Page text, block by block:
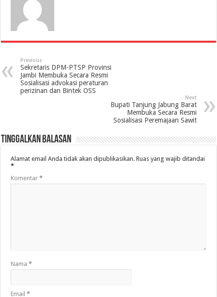
Previous
Sekretaris DPM-PTSP Provinsi
Jambi Membuka Secara Resmi
Sosialisasi advokasi peraturan
perizinan dan Bintek OSS
Next
Bupati Tanjung Jabung Barat
Membuka Secara Resmi
Sosialisasi Peremajaan Sawit
Tinggalkan Balasan
Alamat email Anda tidak akan dipublikasikan. Ruas yang wajib ditandai
*
Komentar*
Nama*
Email*